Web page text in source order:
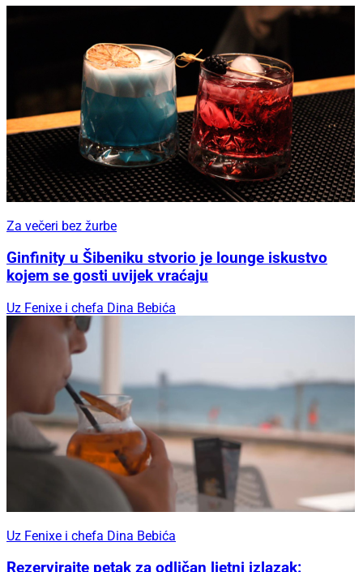
Za večeri bez žurbe
Ginfinity u Šibeniku stvorio je lounge iskustvo
kojem se gosti uvijek vraćaju
Uz Fenixe i chefa Dina Bebića
Uz Fenixe i chefa Dina Bebića
Rezervirajte petak za odličan ljetni izlazak: